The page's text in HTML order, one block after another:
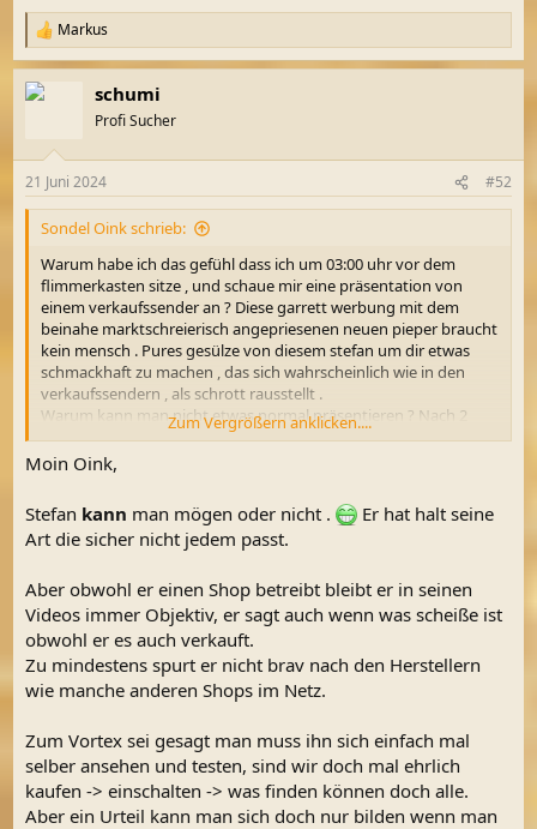
R
e
a
k
e
n
Markus
schumi
Profi Sucher
21 Juni 2024 #52
Sondel Oink schrieb:
Warum habe ich das gefühl dass ich um 03:00 uhr vor dem
flimmerkasten sitze , und schaue mir eine präsentation von
einem verkaufssender an ? Diese garrett werbung mit dem
beinahe marktschreierisch angepriesenen neuen pieper braucht
kein mensch . Pures gesülze von diesem stefan um dir etwas
schmackhaft zu machen , das sich wahrscheinlich wie in den
verkaufssendern , als schrott rausstellt .
Warum kann man nicht etwas normal präsentieren ? Nach 2
minuten wurde mir dieser schwallkopp zuviel .
Zum Vergrößern anklicken....
Moin Oink,
Stefan kann man mögen oder nicht .
Er hat halt seine
Art die sicher nicht jedem passt.
Aber obwohl er einen Shop betreibt bleibt er in seinen
Videos immer Objektiv, er sagt auch wenn was scheiße ist
obwohl er es auch verkauft.
Zu mindestens spurt er nicht brav nach den Herstellern
wie manche anderen Shops im Netz.
Zum Vortex sei gesagt man muss ihn sich einfach mal
selber ansehen und testen, sind wir doch mal ehrlich
kaufen -> einschalten -> was finden können doch alle.
Aber ein Urteil kann man sich doch nur bilden wenn man